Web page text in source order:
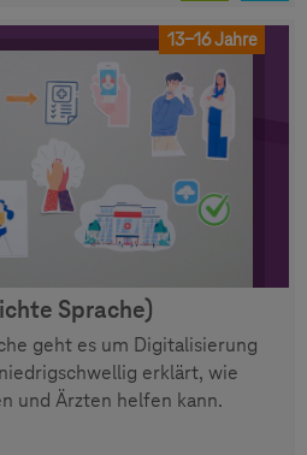
13-16 Jahre
Sprache)
geht es um Digitalisierung
erklärt, wie
und Ärzten helfen kann.